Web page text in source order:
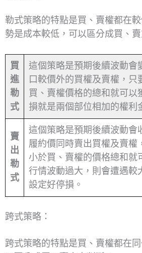
勒式策略的特點是買、賣權都在
勢是成本較低，可以區分成買、賣
買
進
勒
式
這個策略是預期後續波動會
口較價外的買權及賣權，只
買、賣權價格的總和就可以
損就是兩個部位相加的權利
賣
出
勒
式
這個策略是預期後續波動會
履約價同時賣出買權及賣權
小於買、賣權的價格總和就
行情波動過大，則會遭遇較
設定好停損。
跨式策略：
跨式策略的特點是買、賣權都在